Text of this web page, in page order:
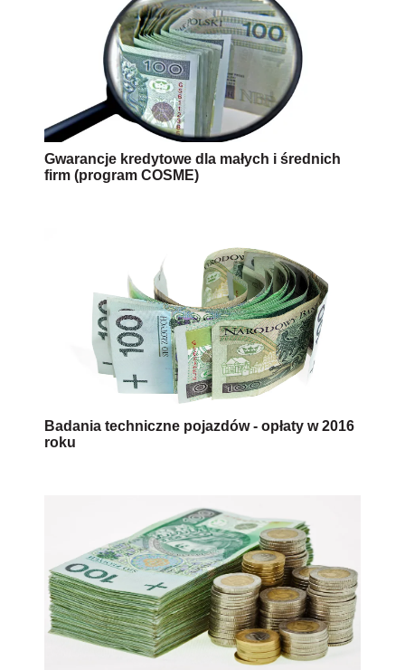
Gwarancje kredytowe dla małych i średnich
firm (program COSME)
Badania techniczne pojazdów - opłaty w 2016
roku